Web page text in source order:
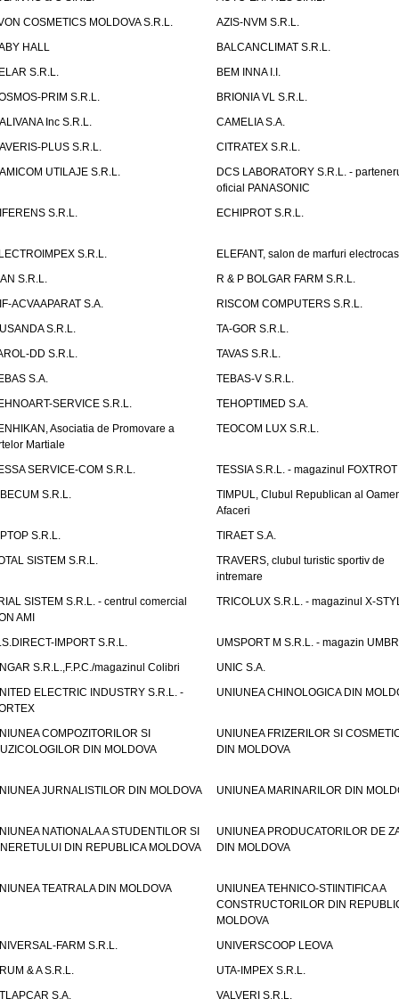
COSMETICS MOLDOVA S.R.L.
AZIS-NVM S.R.L.
HALL
BALCANCLIMAT S.R.L.
S.R.L.
BEM INNA I.I.
PRIM S.R.L.
BRIONIA VL S.R.L.
Inc S.R.L.
CAMELIA S.A.
PLUS S.R.L.
CITRATEX S.R.L.
UTILAJE S.R.L.
DCS LABORATORY S.R.L. -
oficial PANASONIC
S.R.L.
ECHIPROT S.R.L.
S.R.L.
ELEFANT, salon de marfuri
S.R.L.
R & P BOLGAR FARM S.R.L.
ACVAAPARAT S.A.
RISCOM COMPUTERS S.R.L.
S.R.L.
TA-GOR S.R.L.
DD S.R.L.
TAVAS S.R.L.
S.A.
TEBAS-V S.R.L.
SERVICE S.R.L.
TEHOPTIMED S.A.
Asociatia de Promovare a
Martiale
TEOCOM LUX S.R.L.
SERVICE-COM S.R.L.
TESSIA S.R.L. - magazinul FOXTROT
S.R.L.
TIMPUL, Clubul Republican al
Afaceri
S.R.L.
TIRAET S.A.
SISTEM S.R.L.
TRAVERS, clubul turistic sportiv de
intremare
SISTEM S.R.L. - centrul comercial
AMI
TRICOLUX S.R.L. - magazinul X-
IMPORT S.R.L.
UMSPORT M S.R.L. - magazin
S.R.L.,F.P.C./magazinul Colibri
UNIC S.A.
ELECTRIC INDUSTRY S.R.L. -
UNIUNEA CHINOLOGICA DIN
COMPOZITORILOR SI
DIN MOLDOVA
UNIUNEA FRIZERILOR SI
DIN MOLDOVA
JURNALISTILOR DIN MOLDOVA UNIUNEA MARINARILOR DIN
NATIONALA A STUDENTILOR SI
DIN REPUBLICA MOLDOVA
UNIUNEA PRODUCATORILOR DE
DIN MOLDOVA
TEATRALA DIN MOLDOVA
UNIUNEA TEHNICO-STIINTIFICA A
CONSTRUCTORILOR DIN
MOLDOVA
FARM S.R.L.
UNIVERSCOOP LEOVA
& A S.R.L.
UTA-IMPEX S.R.L.
S.A.
VALVERI S.R.L.